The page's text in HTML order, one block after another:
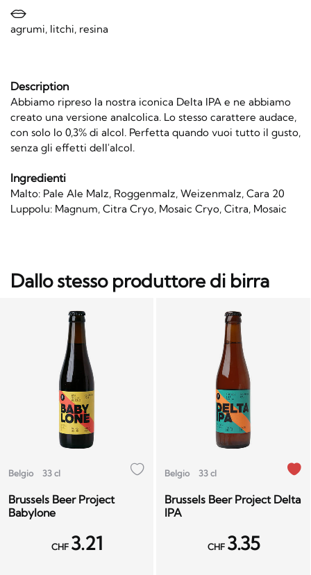
agrumi, litchi, resina
Description
Abbiamo ripreso la nostra iconica Delta IPA e ne abbiamo
creato una versione analcolica. Lo stesso carattere audace,
con solo lo 0,3% di alcol. Perfetta quando vuoi tutto il gusto,
senza gli effetti dell'alcol.
Ingredienti
Malto: Pale Ale Malz, Roggenmalz, Weizenmalz, Cara 20
Luppolu: Magnum, Citra Cryo, Mosaic Cryo, Citra, Mosaic
Dallo stesso produttore di birra
Belgio 33 cl
Brussels Beer Project
Babylone
CHF 3.21
Belgio 33 cl
Brussels Beer Project Delta
IPA
CHF 3.35